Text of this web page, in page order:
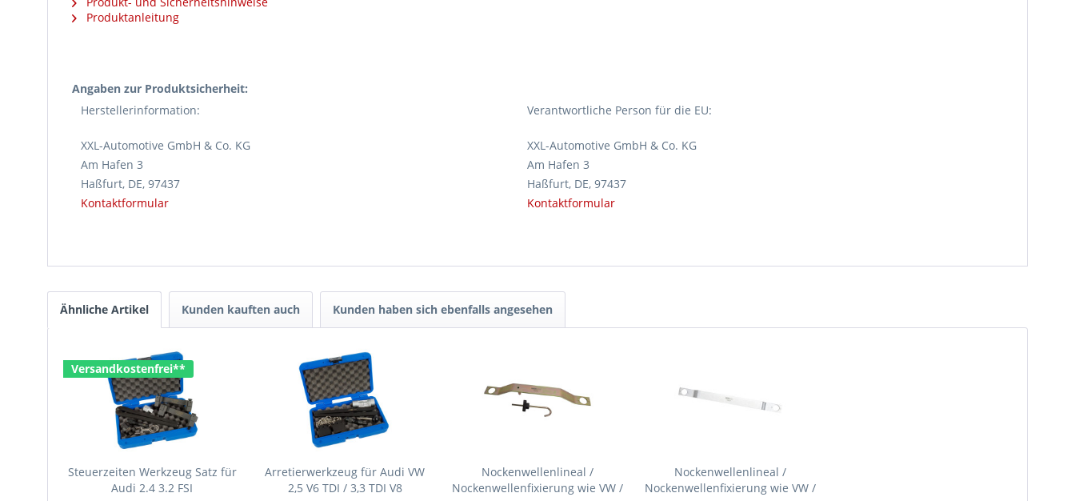
Produktanleitung
Angaben zur Produktsicherheit:
Herstellerinformation:
XXL-Automotive GmbH & Co. KG
Am Hafen 3
Haßfurt, DE, 97437
Kontaktformular
Verantwortliche Person für die EU:
XXL-Automotive GmbH & Co. KG
Am Hafen 3
Haßfurt, DE, 97437
Kontaktformular
Ähnliche Artikel Kunden kauften auch Kunden haben sich ebenfalls angesehen
Versandkostenfrei**
Steuerzeiten Werkzeug Satz für
Audi 2.4 3.2 FSI
Arretierwerkzeug für Audi VW
2,5 V6 TDI / 3,3 TDI V8
Nockenwellenlineal /
Nockenwellenfixierung wie VW /
Nockenwellenlineal /
Nockenwellenfixierung wie VW /